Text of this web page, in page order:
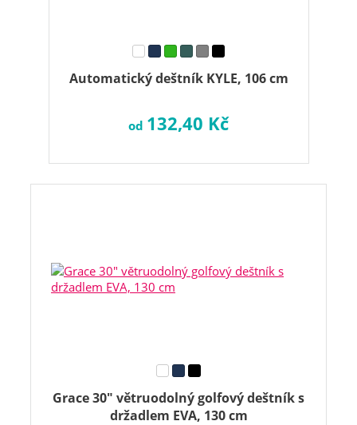
Automatický deštník KYLE, 106 cm
od 132,40 Kč
Grace 30" větruodolný golfový deštník s
držadlem EVA, 130 cm